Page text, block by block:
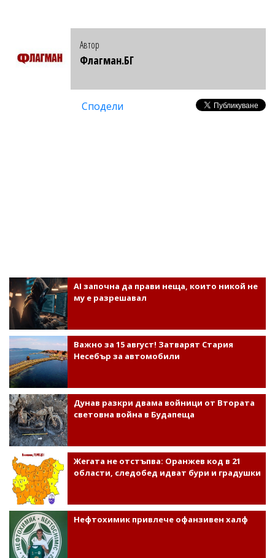
Автор
Флагман.БГ
Сподели
AI започна да прави неща, които никой не
му е разрешавал
Важно за 15 август! Затварят Стария
Несебър за автомобили
Дунав разкри двама войници от Втората
световна война в Будапеща
Жегата не отстъпва: Оранжев код в 21
области, следобед идват бури и градушки
Нефтохимик привлече офанзивен халф